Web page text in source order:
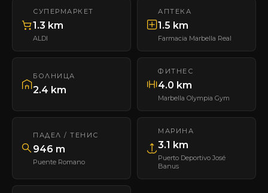
СУПЕРМАРКЕТ
1.3 km
ALDI
АПТЕКА
1.5 km
Farmacia Marbella Real
БОЛНИЦА
2.4 km
ФИТНЕС
4.0 km
Marbella Olympia Gym
ПАДЕЛ / ТЕНИС
946 m
Puente Romano
МАРИНА
3.1 km
Puerto Deportivo José
Banus